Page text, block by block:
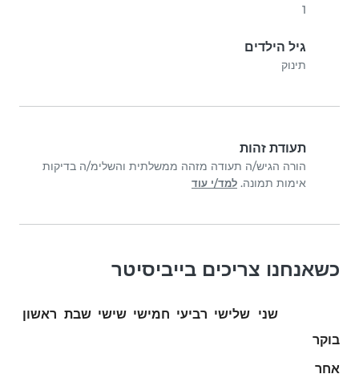
1
גיל הילדים
תינוק
תעודת זהות
הורה הגיש/ה תעודה מזהה ממשלתית והשלימ/ה בדיקות
אימות תמונה. למד/י עוד
כשאנחנו צריכים בייביסיטר
שני שלישי רביעי חמישי שישי שבת ראשון
בוקר
אחר